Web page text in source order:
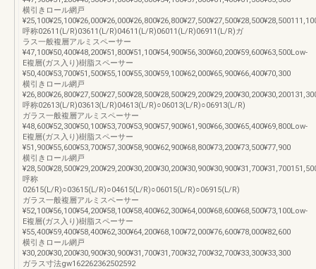
横引きロール網戸
呼称02611(L/R)03611(L/R)04611(L/R)06011(L/R)06911(L/R)ガ
ラス一般複層アルミスペーサー
¥47,100¥50,400¥48,200¥51,800¥51,100¥54,900¥56,300¥60,200¥59,600¥63,500Low-
E複層(ガス入り)樹脂スペーサー
¥50,400¥53,700¥51,500¥55,100¥55,300¥59,100¥62,000¥65,900¥66,400¥70,300
横引きロール網戸
呼称02613(L/R)03613(L/R)04613(L/R)○06013(L/R)○06913(L/R)
ガラス一般複層アルミスペーサー
¥48,600¥52,300¥50,100¥53,700¥53,900¥57,900¥61,900¥66,300¥65,400¥69,800Low-
E複層(ガス入り)樹脂スペーサー
¥51,900¥55,600¥53,700¥57,300¥58,900¥62,900¥68,800¥73,200¥73,500¥77,900
横引きロール網戸
呼称
02615(L/R)○03615(L/R)○04615(L/R)○06015(L/R)○06915(L/R)
ガラス一般複層アルミスペーサー
¥52,100¥56,100¥54,200¥58,100¥58,400¥62,300¥64,000¥68,600¥68,500¥73,100Low-
E複層(ガス入り)樹脂スペーサー
¥55,400¥59,400¥58,400¥62,300¥64,200¥68,100¥72,000¥76,600¥78,000¥82,600
横引きロール網戸
¥30,200¥30,200¥30,900¥30,900¥31,700¥31,700¥32,700¥32,700¥33,300¥33,300
ガラス寸法gw162262362502592